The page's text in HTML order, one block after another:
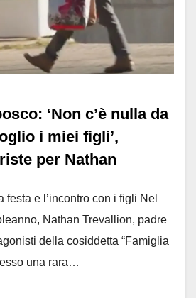
‘Non c’è nulla da
i miei figli’,
per Nathan
festa e l’incontro con i figli Nel
Nathan Trevallion, padre
della cosiddetta “Famiglia
una rara…